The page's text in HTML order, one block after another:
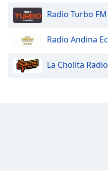
Radio Turbo FM
Radio Andina
La Cholita Radio